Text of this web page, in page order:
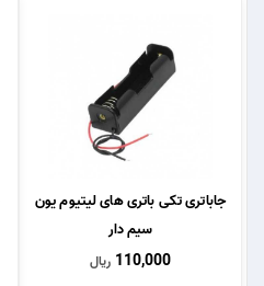
جاباتری تکی باتری های لیتیوم یون
سیم دار
110,000 ریال